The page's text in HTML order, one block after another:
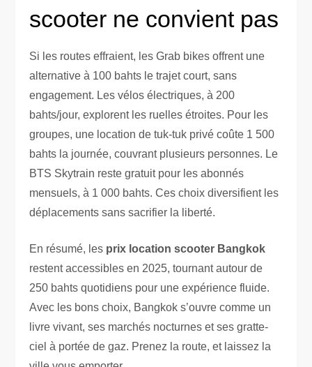
scooter ne convient pas
Si les routes effraient, les Grab bikes offrent une
alternative à 100 bahts le trajet court, sans
engagement. Les vélos électriques, à 200
bahts/jour, explorent les ruelles étroites. Pour les
groupes, une location de tuk-tuk privé coûte 1 500
bahts la journée, couvrant plusieurs personnes. Le
BTS Skytrain reste gratuit pour les abonnés
mensuels, à 1 000 bahts. Ces choix diversifient les
déplacements sans sacrifier la liberté.
En résumé, les prix location scooter Bangkok
restent accessibles en 2025, tournant autour de
250 bahts quotidiens pour une expérience fluide.
Avec les bons choix, Bangkok s’ouvre comme un
livre vivant, ses marchés nocturnes et ses gratte-
ciel à portée de gaz. Prenez la route, et laissez la